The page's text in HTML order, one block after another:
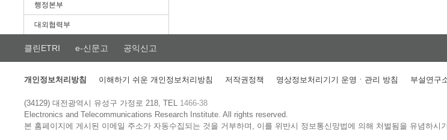
행정본부
대외협력부
클린ETRI e-신문고 공익신고
개인정보처리방침 이해하기 쉬운 개인정보처리방침 저작권정책 영상정보처리기기 운영ㆍ관리 방침 부설연구
(34129) 대전광역시 유성구 가정로 218, TEL 1466-38
Electronics and Telecommunications Research Institute.All rights reserved.
본 홈페이지에 게시된 이메일 주소가 자동수집되는 것을 거부하며, 이를 위반시 정보통신망법에 의해 처벌됨을 유념하시